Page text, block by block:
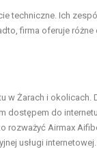
techniczne. Ich
firma oferuje
Żarach i okolicach.
dostępem do
rozważyć Airmax
usługi internetowej.